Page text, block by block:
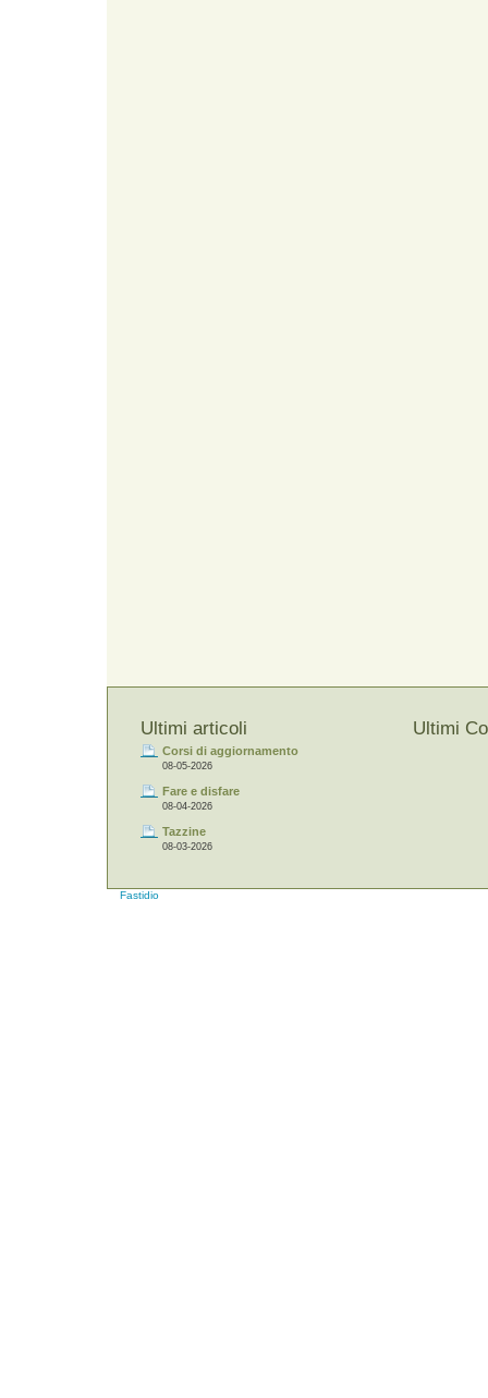
Ultimi articoli
Corsi di aggiornamento
08-05-2026
Fare e disfare
08-04-2026
Tazzine
08-03-2026
Ultimi
Fastidio